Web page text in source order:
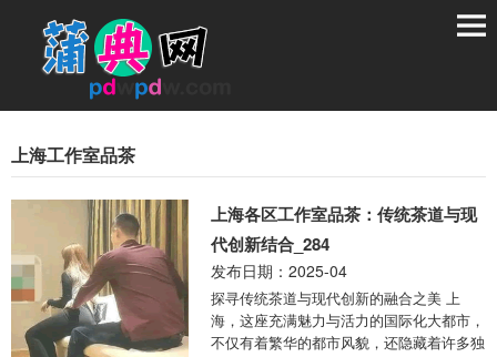
上海工作室品茶
上海各区工作室品茶：传统茶道与现
代创新结合_284
发布日期：2025-04
探寻传统茶道与现代创新的融合之美 上
海，这座充满魅力与活力的国际化大都市，
不仅有着繁华的都市风貌，还隐藏着许多独